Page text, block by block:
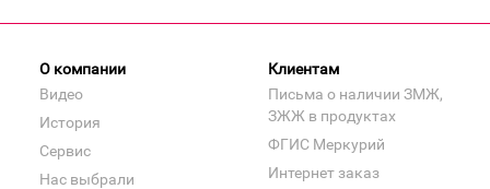
О компании
Видео
История
Сервис
Нас выбрали
Клиентам
Письма о наличии ЗМЖ,
ЗЖЖ в продуктах
ФГИС Меркурий
Интернет заказ